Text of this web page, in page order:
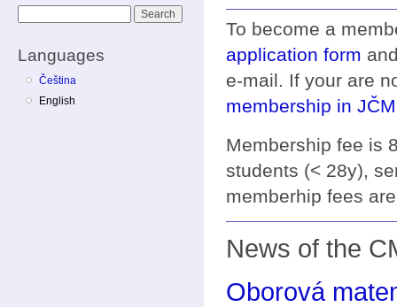
Languages
Čeština
English
To become a
application form
e-mail. If your are
membership in
Membership fee is
students (< 28y),
memberhip fees
News of the
Oborová